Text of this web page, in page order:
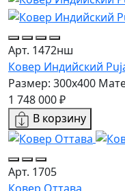
Арт. 1472нш
Ковер Индийский
Размер: 300x400
1 748 000 ₽
В корзину
Арт. 1705